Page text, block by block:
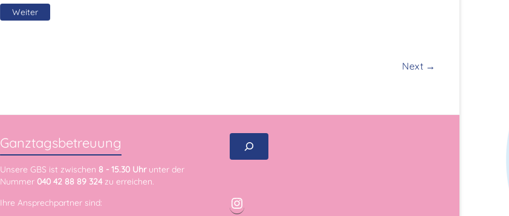
Weiter
Next →
Ganztagsbetreuung
Unsere GBS ist zwischen 8 - 15.30 Uhrunter der
Nummer 040 42 88 89 324zu erreichen.
Ihre Ansprechpartner sind: